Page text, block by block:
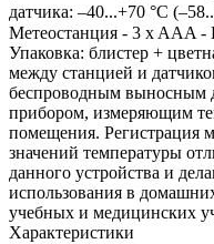
датчика: –40...+70 °С
Метеостанция - 3 x AAA
Упаковка: блистер +
между станцией и
беспроводным выносным
прибором, измеряющим
помещения. Регистрация
значений температуры
данного устройства и
использования в
учебных и медицинских
Характеристики